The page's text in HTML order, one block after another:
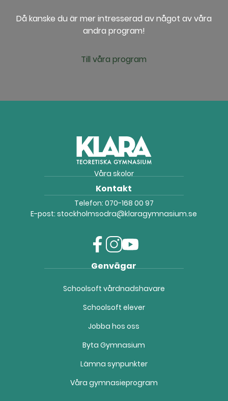
Då kanske du är mer intresserad av något av våra
andra program!
Till våra program
Våra skolor
Kontakt
Telefon: 070-168 00 97
E-post:stockholmsodra@klaragymnasium.se
a
e
o
o
k
(
p
n
n
t
g
a
m
ö
p
o
t
b
(
ö
p
a
Genvägar
Schoolsoft vårdnadshavare
Schoolsoft elever
Jobba hos oss
Byta Gymnasium
Lämna synpunkter
Våra gymnasieprogram